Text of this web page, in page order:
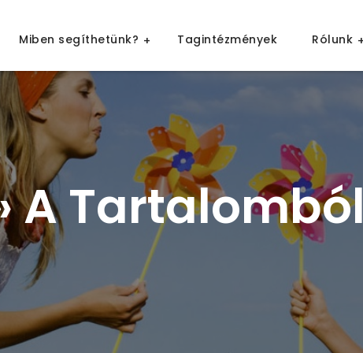
Pedagógiai Szakszolgálat
Miben segíthetünk? Tagintézmények Rólunk
A Tartalomból